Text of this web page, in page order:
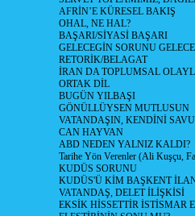
AFRİN’E KÜRESEL BAKIŞ
OHAL, NE HAL?
BAŞARI/SİYASİ BAŞARI
GELECEGİN SORUNU
RETORİK/BELAGAT
İRAN DA TOPLUMSAL
ORTAK DİL
BUGÜN YILBAŞI
GÖNÜLLÜYSEN MUTLUSUN
VATANDAŞIN, KENDİNİ
CAN HAYVAN
ABD NEDEN YALNIZ KALDI?
Tarihe Yön Verenler (Ali Kuşçu,
KUDÜS SORUNU
KUDÜS'Ü KİM BAŞKENT
VATANDAŞ, DELET İLİŞKİSİ
EKSİK HİSSETTİR İSTİSMAR